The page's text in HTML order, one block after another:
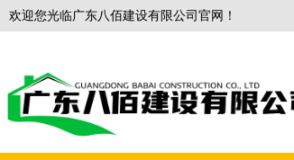
欢迎您光临广东八佰建设有限公司官网！